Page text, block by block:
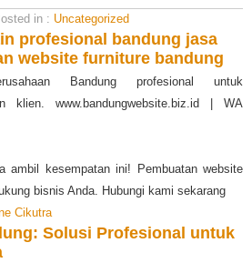
in : Uncategorized
profesional bandung jasa
website furniture bandung
Bandung profesional untuk
klien. www.bandungwebsite.biz.id | WA
ambil kesempatan ini! Pembuatan website
bisnis Anda. Hubungi kami sekarang
Cikutra
Solusi Profesional untuk